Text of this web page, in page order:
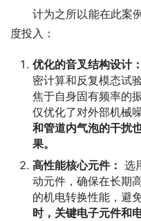
计为之所以能在此案例
度投入：
优化的音叉结构设计：
密计算和反复模态试
焦于自身固有频率的
仅优化了对外部机械
和管道内气泡的干扰
果。
高性能核心元件： 选
动元件，确保在长期
的机电转换性能，避
时，关键电子元件和